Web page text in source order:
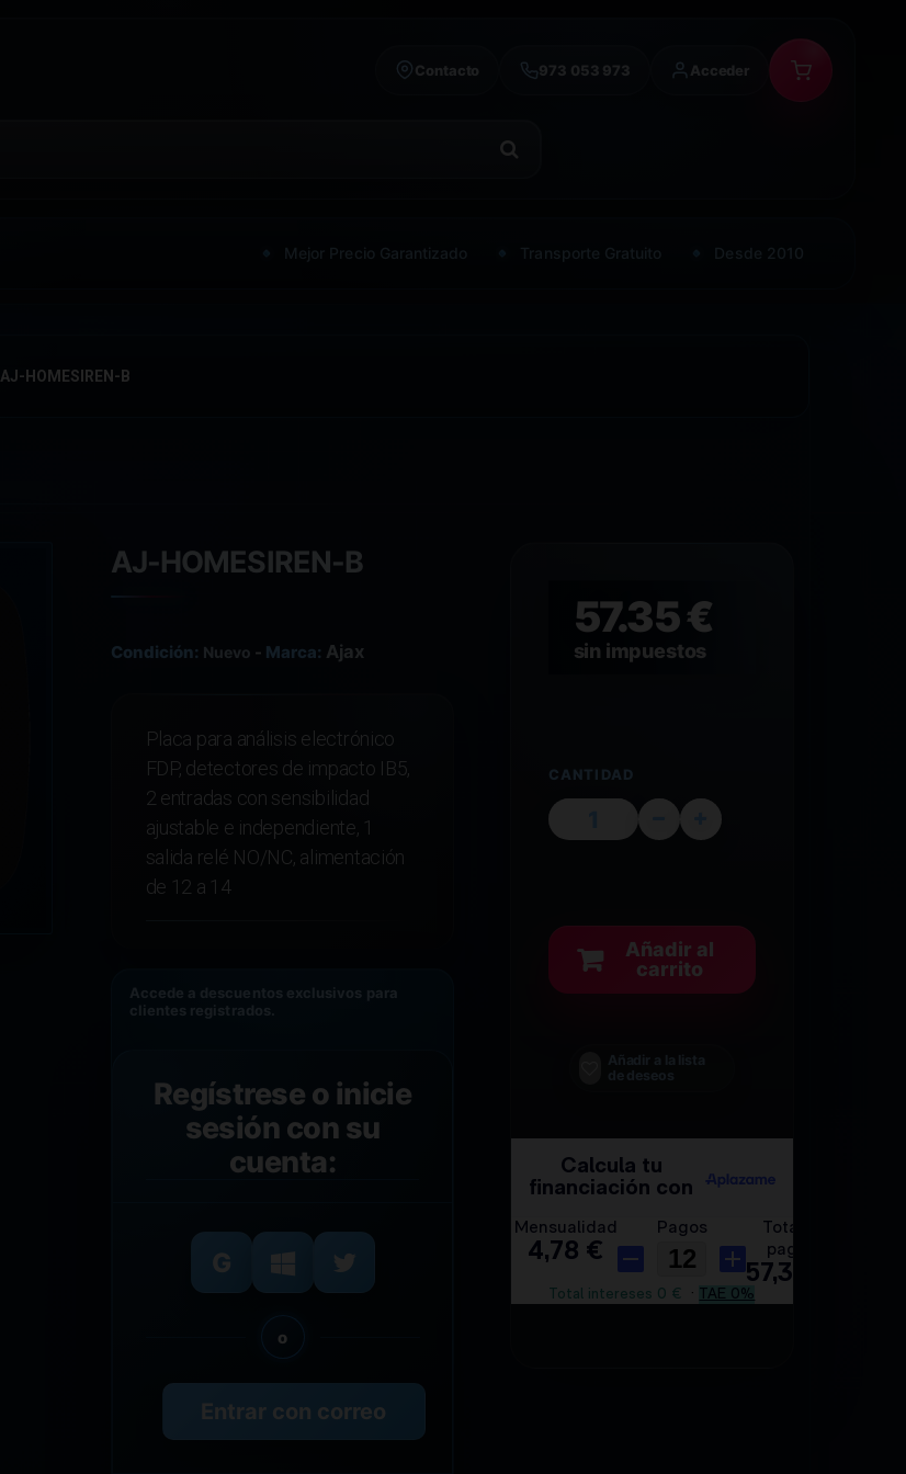
Contacto 973 053 973 Acceder
Mejor Precio Garantizado Transporte Gratuito Desde 2010
AJ-HOMESIREN-B
AJ-HOMESIREN-B
Condición: Nuevo - Marca: Ajax
Placa para análisis electrónico
FDP, detectores de impacto IB5,
2 entradas con sensibilidad
ajustable e independiente, 1
salida relé NO/NC, alimentación
de 12 a 14
Regístrese o inicie
sesión con su
cuenta:
o
Entrar con correo
57.35 €
sin impuestos
CANTIDAD
Añadir al
carrito
Añadir a la lista
de deseos